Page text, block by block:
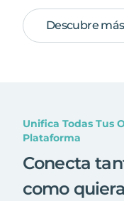
Descubre más
Unifica Todas Tus
Plataforma
Conecta
como